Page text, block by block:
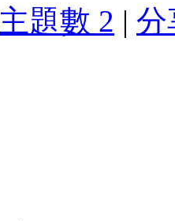
主題數 2 | 分